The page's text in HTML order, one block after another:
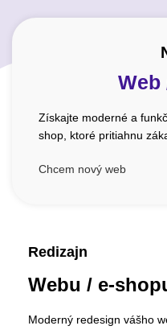
Web
Získajte moderné a
shop, ktoré pritiahnu
Chcem nový web
Redizajn
Webu / e-
Moderný redesign vášho